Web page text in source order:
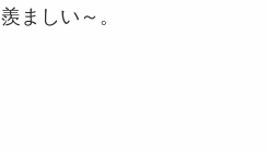
羨ましい～。